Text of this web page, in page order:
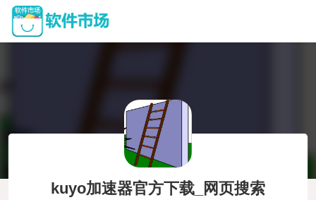
kuyo加速器官方下载_网页搜索